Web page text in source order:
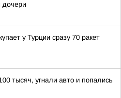
дочери
у Турции сразу 70 ракет
тысяч, угнали авто и попались